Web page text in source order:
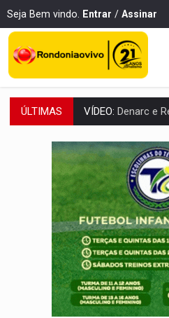
Seja Bem vindo. Entrar / Assinar
ÚLTIMAS OPERAÇÃO DA
ENTRADA
VÍDEO: Três são
CELEBRAÇÃO:
SAÚDE:Anvisa
VÍDEO:Pitbulls fogem
AÇÃO CONJUNTA:
PF ESTÁ